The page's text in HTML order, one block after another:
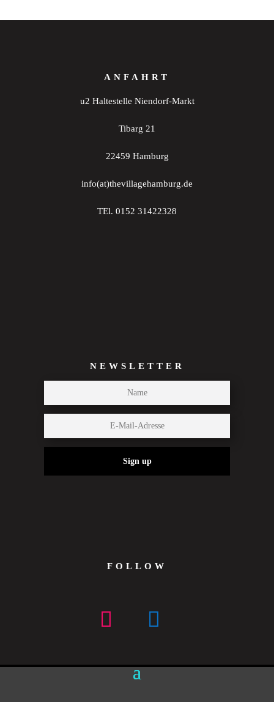
ANFAHRT
u2 Haltestelle Niendorf-Markt
Tibarg 21
22459 Hamburg
info(at)thevillagehamburg.de
TEl. 0152 31422328
NEWSLETTER
Sign up
FOLLOW